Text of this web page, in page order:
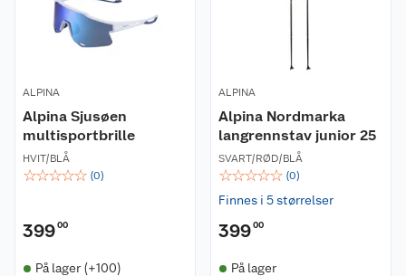
ALPINA
Alpina Sjusøen
multisportbrille
HVIT/BLÅ
☆☆☆☆☆ (0)
39900
På lager (+100)
ALPINA
Alpina Nordmarka
langrennstav junior 25
SVART/RØD/BLÅ
☆☆☆☆☆ (0)
Finnes i 5 størrelser
39900
På lager